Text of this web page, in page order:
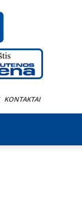
KONTAKTAI